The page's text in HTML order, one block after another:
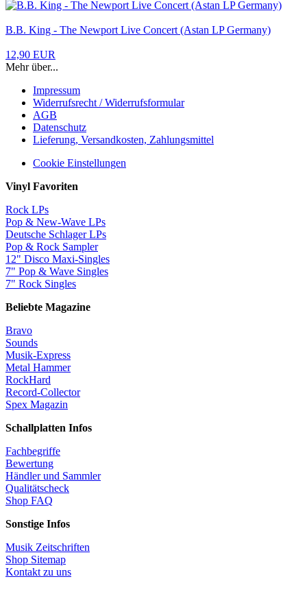
B.B. King - The Newport Live Concert (Astan LP Germany)
12,90 EUR
Mehr über...
Impressum
Widerrufsrecht / Widerrufsformular
AGB
Datenschutz
Lieferung, Versandkosten, Zahlungsmittel
Cookie Einstellungen
Vinyl Favoriten
Rock LPs
Pop & New-Wave LPs
Deutsche Schlager LPs
Pop & Rock Sampler
12" Disco Maxi-Singles
7" Pop & Wave Singles
7" Rock Singles
Beliebte Magazine
Bravo
Sounds
Musik-Express
Metal Hammer
RockHard
Record-Collector
Spex Magazin
Schallplatten Infos
Fachbegriffe
Bewertung
Händler und Sammler
Qualitätscheck
Shop FAQ
Sonstige Infos
Musik Zeitschriften
Shop Sitemap
Kontakt zu uns